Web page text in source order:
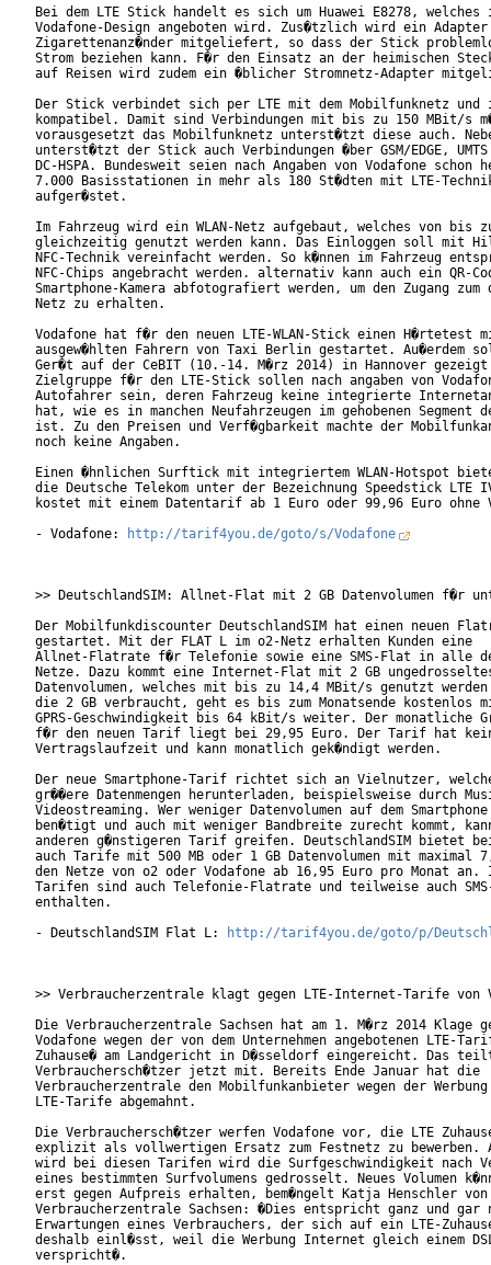
Bei dem LTE Stick handelt es sich um Huawei E8278, welches
Vodafone-Design angeboten wird. Zus�tzlich wird ein
Zigarettenanz�nder mitgeliefert, so dass der Stick
Strom beziehen kann. F�r den Einsatz an der heimischen
auf Reisen wird zudem ein �blicher Stromnetz-Adapter
Der Stick verbindet sich per LTE mit dem Mobilfunknetz und
kompatibel. Damit sind Verbindungen mit bis zu 150 MBit/s
vorausgesetzt das Mobilfunknetz unterst�tzt diese auch.
unterst�tzt der Stick auch Verbindungen �ber GSM/EDGE,
DC-HSPA. Bundesweit seien nach Angaben von Vodafone schon
7.000 Basisstationen in mehr als 180 St�dten mit LTE-
aufger�stet.
Im Fahrzeug wird ein WLAN-Netz aufgebaut, welches von bis
gleichzeitig genutzt werden kann. Das Einloggen soll mit
NFC-Technik vereinfacht werden. So k�nnen im Fahrzeug
NFC-Chips angebracht werden. alternativ kann auch ein QR-
Smartphone-Kamera abfotografiert werden, um den Zugang zum
Netz zu erhalten.
Vodafone hat f�r den neuen LTE-WLAN-Stick einen H�rtetest
ausgew�hlten Fahrern von Taxi Berlin gestartet. Au�erdem
Ger�t auf der CeBIT (10.-14. M�rz 2014) in Hannover gezeigt
Zielgruppe f�r den LTE-Stick sollen nach angaben von
Autofahrer sein, deren Fahrzeug keine integrierte
hat, wie es in manchen Neufahrzeugen im gehobenen Segment
ist. Zu den Preisen und Verf�gbarkeit machte der
noch keine Angaben.
Einen �hnlichen Surftick mit integriertem WLAN-Hotspot
die Deutsche Telekom unter der Bezeichnung Speedstick LTE
kostet mit einem Datentarif ab 1 Euro oder 99,96 Euro ohne
- Vodafone:
http://tarif4you.de/goto/s/Vodafone
>> DeutschlandSIM: Allnet-Flat mit 2 GB Datenvolumen f�r
Der Mobilfunkdiscounter DeutschlandSIM hat einen neuen
gestartet. Mit der FLAT L im o2-Netz erhalten Kunden eine
Allnet-Flatrate f�r Telefonie sowie eine SMS-Flat in alle
Netze. Dazu kommt eine Internet-Flat mit 2 GB
Datenvolumen, welches mit bis zu 14,4 MBit/s genutzt
die 2 GB verbraucht, geht es bis zum Monatsende kostenlos
GPRS-Geschwindigkeit bis 64 kBit/s weiter. Der monatliche
f�r den neuen Tarif liegt bei 29,95 Euro. Der Tarif hat
Vertragslaufzeit und kann monatlich gek�ndigt werden.
Der neue Smartphone-Tarif richtet sich an Vielnutzer,
gr��ere Datenmengen herunterladen, beispielsweise durch
Videostreaming. Wer weniger Datenvolumen auf dem
ben�tigt und auch mit weniger Bandbreite zurecht kommt,
anderen g�nstigeren Tarif greifen. DeutschlandSIM bietet
auch Tarife mit 500 MB oder 1 GB Datenvolumen mit maximal
den Netze von o2 oder Vodafone ab 16,95 Euro pro Monat an.
Tarifen sind auch Telefonie-Flatrate und teilweise auch
enthalten.
- DeutschlandSIM Flat L:
http://tarif4you.de/goto/p/
>> Verbraucherzentrale klagt gegen LTE-Internet-Tarife von
Die Verbraucherzentrale Sachsen hat am 1. M�rz 2014 Klage
Vodafone wegen der von dem Unternehmen angebotenen LTE-
Zuhause� am Landgericht in D�sseldorf eingereicht. Das
Verbrauchersch�tzer jetzt mit. Bereits Ende Januar hat die
Verbraucherzentrale den Mobilfunkanbieter wegen der
LTE-Tarife abgemahnt.
Die Verbrauchersch�tzer werfen Vodafone vor, die LTE
explizit als vollwertigen Ersatz zum Festnetz zu bewerben.
wird bei diesen Tarifen wird die Surfgeschwindigkeit nach
eines bestimmten Surfvolumens gedrosselt. Neues Volumen
erst gegen Aufpreis erhalten, bem�ngelt Katja Henschler
Verbraucherzentrale Sachsen: �Dies entspricht ganz und gar
Erwartungen eines Verbrauchers, der sich auf ein LTE-
deshalb einl�sst, weil die Werbung Internet gleich einem
verspricht�.